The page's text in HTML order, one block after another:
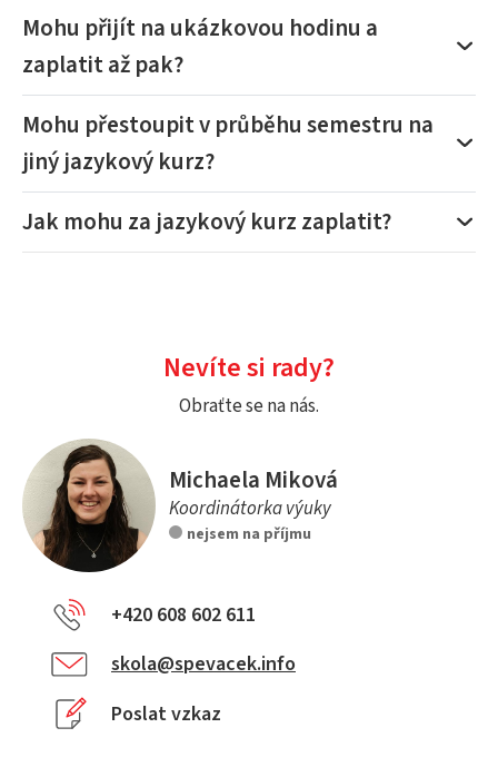
Mohu přijít na ukázkovou hodinu a
zaplatit až pak?
Mohu přestoupit v průběhu semestru na
jiný jazykový kurz?
Jak mohu za jazykový kurz zaplatit?
Nevíte si rady?
Obraťte se na nás.
Michaela Miková
Koordinátorka výuky
nejsem na příjmu
+420 608 602 611
skola@spevacek.info
Poslat vzkaz